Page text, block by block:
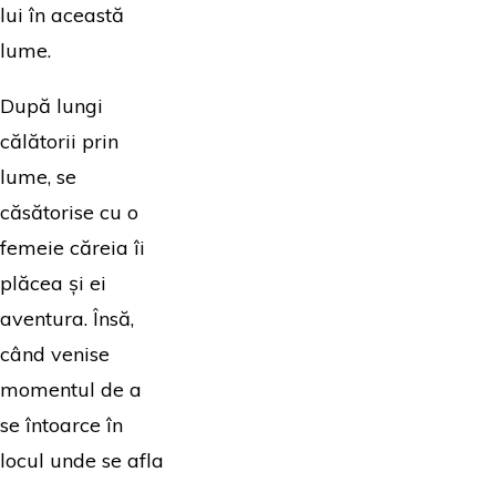
lui în această
lume.
După lungi
călătorii prin
lume, se
căsătorise cu o
femeie căreia îi
plăcea și ei
aventura. Însă,
când venise
momentul de a
se întoarce în
locul unde se afla